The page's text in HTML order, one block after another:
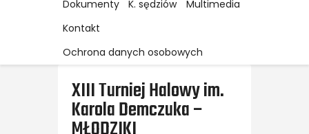
Dokumenty
K. sędziów
Multimedia
Kontakt
Ochrona danych osobowych
XIII Turniej Halowy im.
Karola Demczuka –